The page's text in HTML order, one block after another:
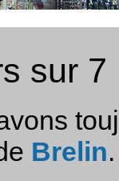
sur 7
Brelin.